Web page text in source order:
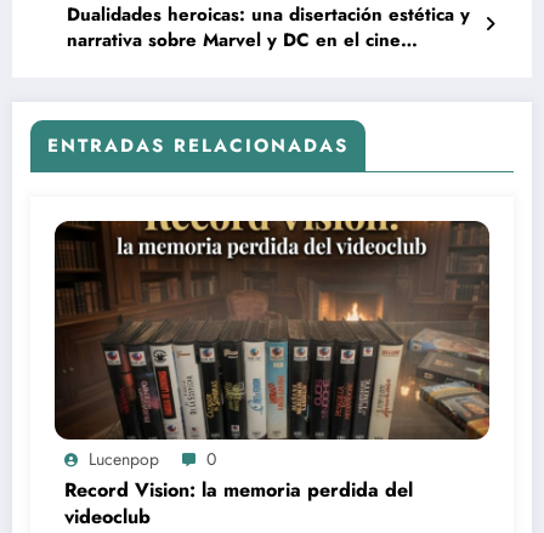
Dualidades heroicas: una disertación estética y
narrativa sobre Marvel y DC en el cine
ENTRADAS RELACIONADAS
Lucenpop 0
Record Vision: la memoria perdida del
videoclub